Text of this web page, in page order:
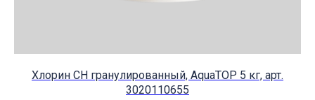
Хлорин СН гранулированный, AquaTOP 5 кг, арт.
3020110655